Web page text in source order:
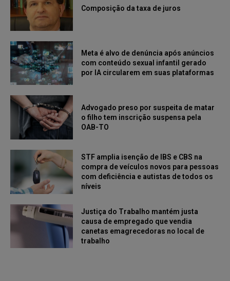
Composição da taxa de juros
Meta é alvo de denúncia após anúncios
com conteúdo sexual infantil gerado
por IA circularem em suas plataformas
Advogado preso por suspeita de matar
o filho tem inscrição suspensa pela
OAB-TO
STF amplia isenção de IBS e CBS na
compra de veículos novos para pessoas
com deficiência e autistas de todos os
níveis
Justiça do Trabalho mantém justa
causa de empregado que vendia
canetas emagrecedoras no local de
trabalho